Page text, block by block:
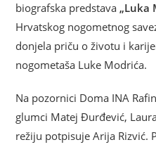
biografska predstava„Luka
Hrvatskog nogometnog
donjela priču o životu i
nogometaša Luke Modrića.
Na pozornici Doma INA
glumci Matej Đurđević,
režiju potpisujeArija Rizvić.